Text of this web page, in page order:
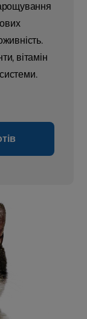
вітамін